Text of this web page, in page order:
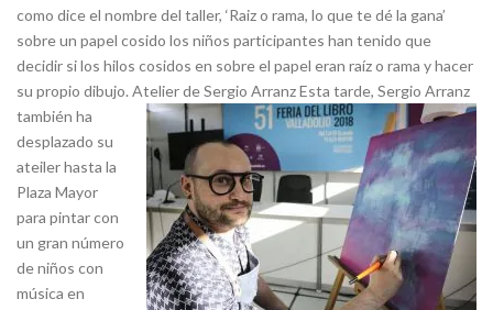
como dice el nombre del taller, ‘Raiz o rama, lo que te dé la gana’
sobre un papel cosido los niños participantes han tenido que
decidir si los hilos cosidos en sobre el papel eran raíz o rama y hacer
su propio dibujo. Atelier de Sergio ArranzEsta tarde, Sergio Arranz
también ha
desplazado su
ateiler hasta la
Plaza Mayor
para pintar con
un gran número
de niños con
música en